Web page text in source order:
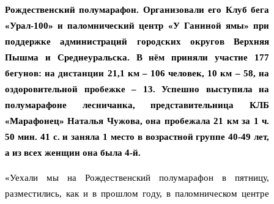
Рождественский полумарафон. Организовали его Клуб бега
«Урал-100» и паломнический центр «У Ганиной ямы» при
поддержке администраций городских округов Верхняя
Пышма и Среднеуральска. В нём приняли участие 177
бегунов: на дистанции 21,1 км – 106 человек, 10 км – 58, на
оздоровительной пробежке – 13. Успешно выступила на
полумарафоне лесничанка, представительница КЛБ
«Марафонец» Наталья Чужова, она пробежала 21 км за 1 ч.
50 мин. 41 с. и заняла 1 место в возрастной группе 40-49 лет,
а из всех женщин она была 4-й.
«Уехали мы на Рождественский полумарафон в пятницу,
разместились, как и в прошлом году, в паломническом центре